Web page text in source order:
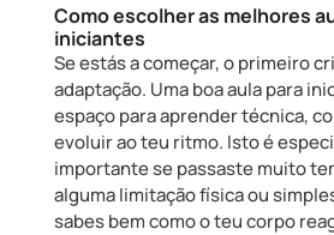
Como escolher as melhores
iniciantes
Se estás a começar, o primeiro
adaptação. Uma boa aula para
espaço para aprender técnica,
evoluir ao teu ritmo. Isto é
importante se passaste muito
alguma limitação física ou
sabes bem como o teu corpo